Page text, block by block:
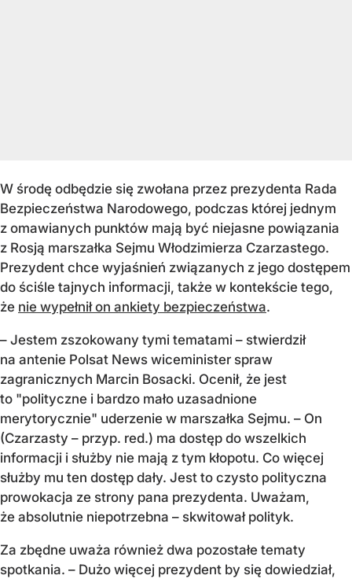
W środę odbędzie się zwołana przez prezydenta Rada
Bezpieczeństwa Narodowego, podczas której jednym
z omawianych punktów mają być niejasne powiązania
z Rosją marszałka Sejmu Włodzimierza Czarzastego.
Prezydent chce wyjaśnień związanych z jego dostępem
do ściśle tajnych informacji, także w kontekście tego,
że nie wypełnił on ankiety bezpieczeństwa.
– Jestem zszokowany tymi tematami – stwierdził
na antenie Polsat News wiceminister spraw
zagranicznych Marcin Bosacki. Ocenił, że jest
to "polityczne i bardzo mało uzasadnione
merytorycznie" uderzenie w marszałka Sejmu. – On
(Czarzasty – przyp. red.) ma dostęp do wszelkich
informacji i służby nie mają z tym kłopotu. Co więcej
służby mu ten dostęp dały. Jest to czysto polityczna
prowokacja ze strony pana prezydenta. Uważam,
że absolutnie niepotrzebna – skwitował polityk.
Za zbędne uważa również dwa pozostałe tematy
spotkania. – Dużo więcej prezydent by się dowiedział,